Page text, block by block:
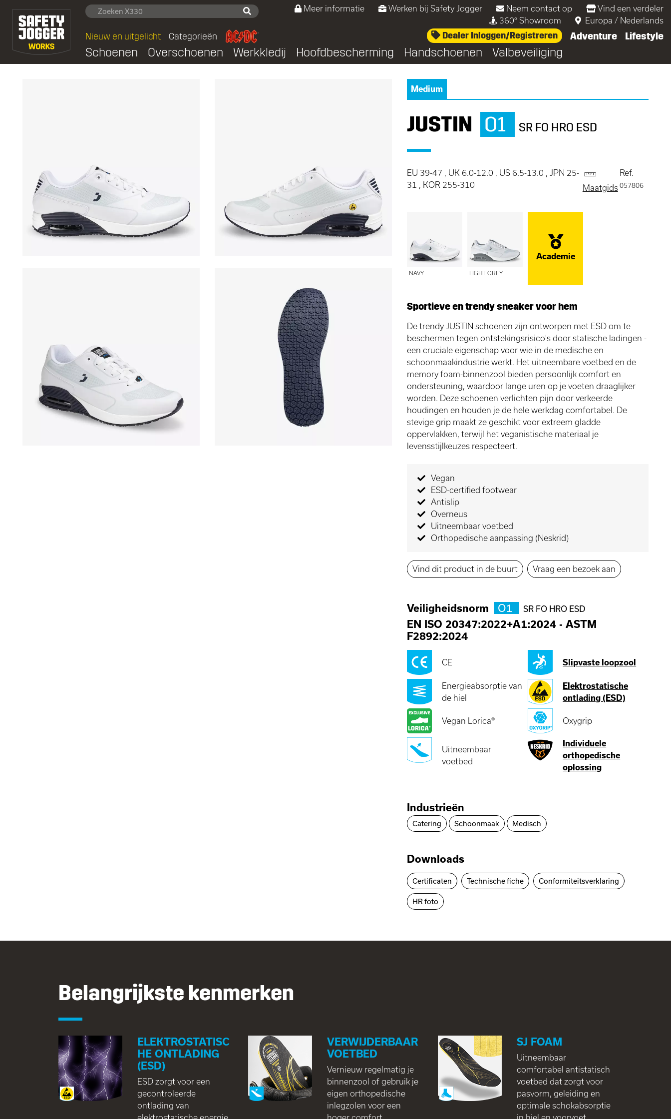
Meer informatie Werken bij Safety Jogger Neem contact op
Vind een verdeler
360° Showroom
Europa / Nederlands
Nieuw en uitgelicht Categorieën Dealer Inloggen/Registreren Adventure Lifestyle
Schoenen Overschoenen Werkkledij Hoofdbescherming Handschoenen Valbeveiliging
Medium
JUSTIN O1 SR FO HRO ESD
EU 39-47 , UK 6.0-12.0 , US 6.5-13.0 , JPN 25-
31 , KOR 255-310
Maatgids
Ref.
057806
NAVY LIGHT GREY
Academie
Sportieve en trendy sneaker voor hem
De trendy JUSTIN schoenen zijn ontworpen met ESD om te
beschermen tegen ontstekingsrisico's door statische ladingen -
een cruciale eigenschap voor wie in de medische en
schoonmaakindustrie werkt. Het uitneembare voetbed en de
memory foam-binnenzool bieden persoonlijk comfort en
ondersteuning, waardoor lange uren op je voeten draaglijker
worden. Deze schoenen verlichten pijn door verkeerde
houdingen en houden je de hele werkdag comfortabel. De
stevige grip maakt ze geschikt voor extreem gladde
oppervlakken, terwijl het veganistische materiaal je
levensstijlkeuzes respecteert.
Vegan
ESD-certified footwear
Antislip
Overneus
Uitneembaar voetbed
Orthopedische aanpassing (Neskrid)
Vind dit product in de buurt Vraag een bezoek aan
Veiligheidsnorm O1 SR FO HRO ESD
EN ISO 20347:2022+A1:2024 -ASTM
F2892:2024
CE Slipvaste loopzool
Energieabsorptie van
de hiel
Elektrostatische
ontlading (ESD)
Vegan Lorica® Oxygrip
Uitneembaar
voetbed
Individuele
orthopedische
oplossing
Industrieën
Catering Schoonmaak Medisch
Downloads
Certificaten Technische fiche Conformiteitsverklaring
HR foto
Belangrijkste kenmerken
ELEKTROSTATISC
HE ONTLADING
(ESD)
ESD zorgt voor een
gecontroleerde
ontlading van
VERWIJDERBAAR
VOETBED
Vernieuw regelmatig je
binnenzool of gebruik je
eigen orthopedische
inlegzolen voor een
SJ FOAM
Uitneembaar
comfortabel antistatisch
voetbed dat zorgt voor
pasvorm, geleiding en
optimale schokabsorptie